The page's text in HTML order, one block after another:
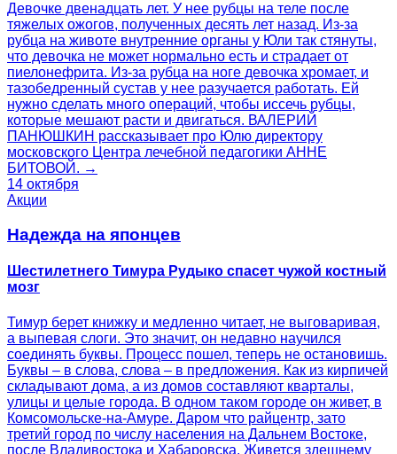
Девочке двенадцать лет. У нее рубцы на теле после
тяжелых ожогов, полученных десять лет назад. Из-за
рубца на животе внутренние органы у Юли так стянуты,
что девочка не может нормально есть и страдает от
пиелонефрита. Из-за рубца на ноге девочка хромает, и
тазобедренный сустав у нее разучается работать. Ей
нужно сделать много операций, чтобы иссечь рубцы,
которые мешают расти и двигаться. ВАЛЕРИЙ
ПАНЮШКИН рассказывает про Юлю директору
московского Центра лечебной педагогики АННЕ
БИТОВОЙ. →
14 октября
Акции
Надежда на японцев
Шестилетнего Тимура Рудыко спасет чужой костный
мозг
Тимур берет книжку и медленно читает, не выговаривая,
а выпевая слоги. Это значит, он недавно научился
соединять буквы. Процесс пошел, теперь не остановишь.
Буквы – в слова, слова – в предложения. Как из кирпичей
складывают дома, а из домов составляют кварталы,
улицы и целые города. В одном таком городе он живет, в
Комсомольске-на-Амуре. Даром что райцентр, зато
третий город по числу населения на Дальнем Востоке,
после Владивостока и Хабаровска. Живется здешнему